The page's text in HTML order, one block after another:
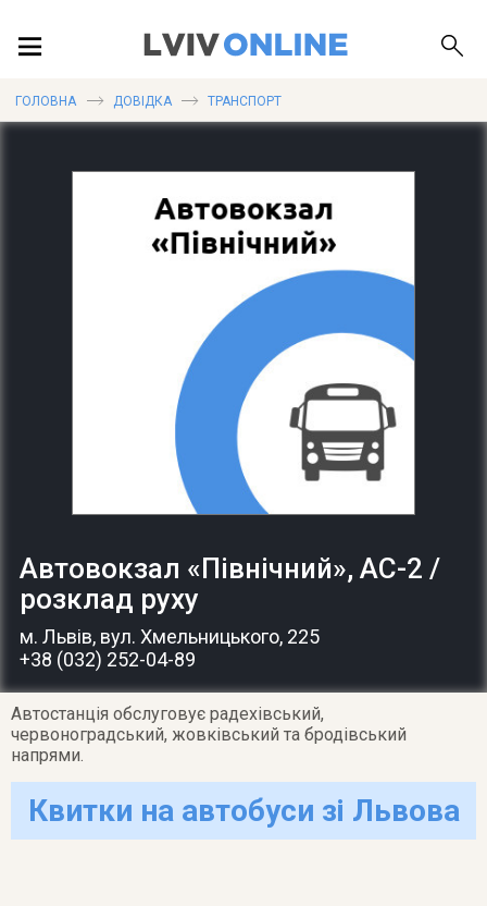
ГОЛОВНА ДОВІДКА ТРАНСПОРТ
Автовокзал «Північний», АС-2 /
розклад руху
м. Львів, вул. Хмельницького, 225
+38 (032) 252-04-89
Автостанція обслуговує радехівський,
червоноградський, жовківський та бродівський
напрями.
Квитки на автобуси зі Львова